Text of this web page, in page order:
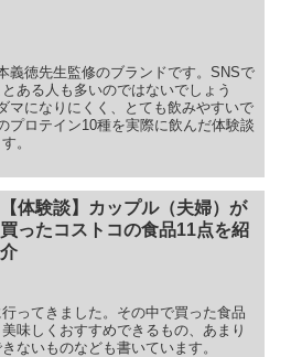
義徳先生監修のブランドです。SNSで
ある人も多いのではないでしょう
マになりにくく、とても飲みやすいで
プロテイン10種を実際に飲んだ体験談
。
【体験談】カップル（夫婦）が
買ったコストコの食品11点を紹
介
ってきました。その中で買った食品
味しくおすすめできるもの、あまり
ないものなども書いています。